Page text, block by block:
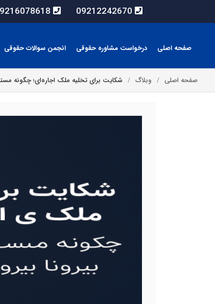
09212242670
صفحه اصلی درخواست مشاوره حقوقی انجمن سوالات حقوقی
صفحه اصلی وبلاگ شکایت برای تخلیه ملک اجاره‌ای؛ چگونه